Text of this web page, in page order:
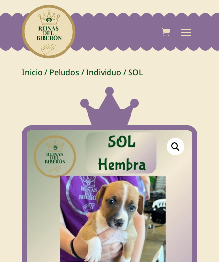
Inicio / Peludos /Individuo /SOL
